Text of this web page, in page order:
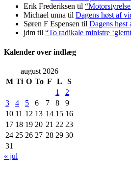
Erik Frederiksen til
Michael unna til Dagens høst af
Søren F Espensen til Dagens høst
jdm til “To radikale ministre
Kalender over indlæg
august 2026
M Ti O To F L
S
1
2
3
4 5 6 7 8
9
10 11 12 13 14 15 16
17 18 19 20 21 22 23
24 25 26 27 28 29 30
31
« jul